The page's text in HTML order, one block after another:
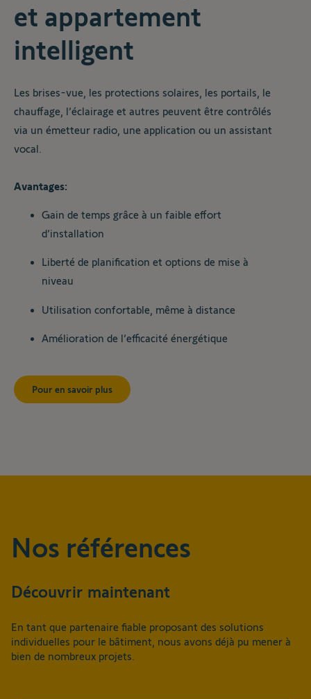
et appartement
intelligent
Les brises-vue, les protections solaires, les portails, le
chauffage, l’éclairage et autres peuvent être contrôlés
via un émetteur radio, une application ou un assistant
vocal.
Avantages:
Gain de temps grâce à un faible effort
d’installation
Liberté de planification et options de mise à
niveau
Utilisation confortable, même à distance
Amélioration de l’efficacité énergétique
Pour en savoir plus
Nos références
Découvrir maintenant
En tant que partenaire fiable proposant des solutions
individuelles pour le bâtiment, nous avons déjà pu mener à
bien de nombreux projets.